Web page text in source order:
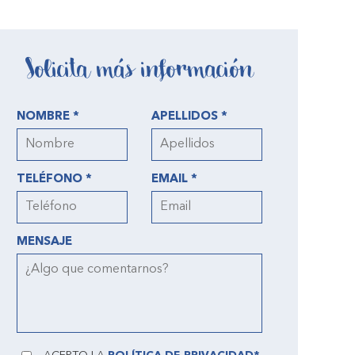
Solicita más información
NOMBRE * APELLIDOS *
TELÉFONO * EMAIL *
MENSAJE